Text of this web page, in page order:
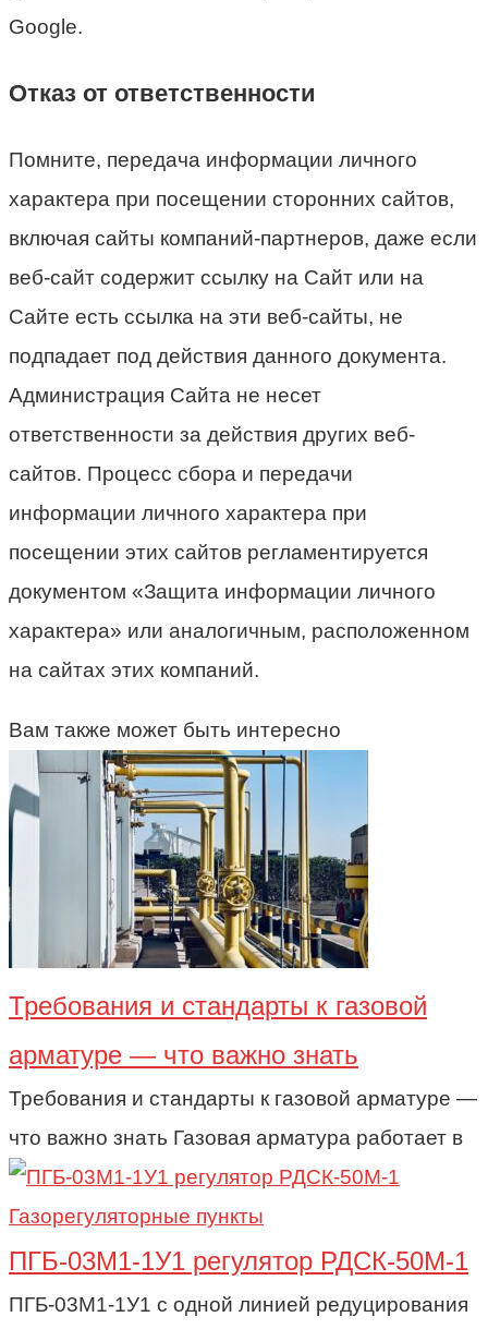
Google.
Отказ от ответственности
Помните, передача информации личного
характера при посещении сторонних сайтов,
включая сайты компаний-партнеров, даже если
веб-сайт содержит ссылку на Сайт или на
Сайте есть ссылка на эти веб-сайты, не
подпадает под действия данного документа.
Администрация Сайта не несет
ответственности за действия других веб-
сайтов. Процесс сбора и передачи
информации личного характера при
посещении этих сайтов регламентируется
документом «Защита информации личного
характера» или аналогичным, расположенном
на сайтах этих компаний.
Вам также может быть интересно
Требования и стандарты к газовой
арматуре — что важно знать
Требования и стандарты к газовой арматуре —
что важно знать Газовая арматура работает в
Газорегуляторные пункты
ПГБ-03М1-1У1 регулятор РДСК-50М-1
ПГБ-03М1-1У1 с одной линией редуцирования